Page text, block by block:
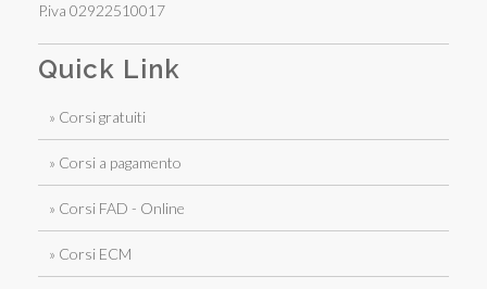
P.iva 02922510017
Quick Link
» Corsi gratuiti
» Corsi a pagamento
» Corsi FAD - Online
» Corsi ECM